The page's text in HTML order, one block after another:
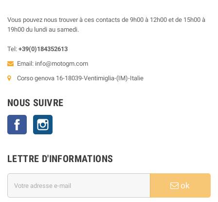
Vous pouvez nous trouver à ces contacts de 9h00 à 12h00 et de 15h00 à
19h00 du lundi au samedi.
Tel: +39(0)184352613
Email: info@motogm.com
Corso genova 16-18039-Ventimiglia-(IM)-Italie
NOUS SUIVRE
Facebook
LETTRE D'INFORMATIONS
ok